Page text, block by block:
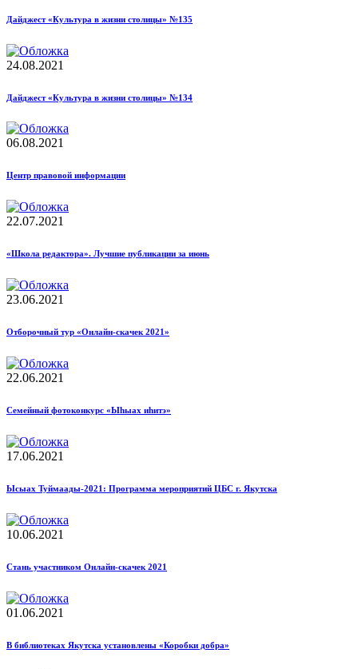
Дайджест «Культура в жизни столицы» №135
24.08.2021
Дайджест «Культура в жизни столицы» №134
06.08.2021
Центр правовой информации
22.07.2021
«Школа редактора». Лучшие публикации за июнь
23.06.2021
Отборочный тур «Онлайн-скачек 2021»
22.06.2021
Семейный фотоконкурс «Ыhыах иhитэ»
17.06.2021
Ысыах Туймаады-2021: Программа мероприятий ЦБС г. Якутска
10.06.2021
Стань участником Онлайн-скачек 2021
01.06.2021
В библиотеках Якутска установлены «Коробки добра»